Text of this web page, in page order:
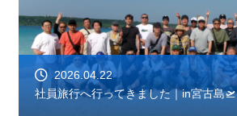
2026.04.22
社員旅行へ行ってきました｜in宮古島🛫